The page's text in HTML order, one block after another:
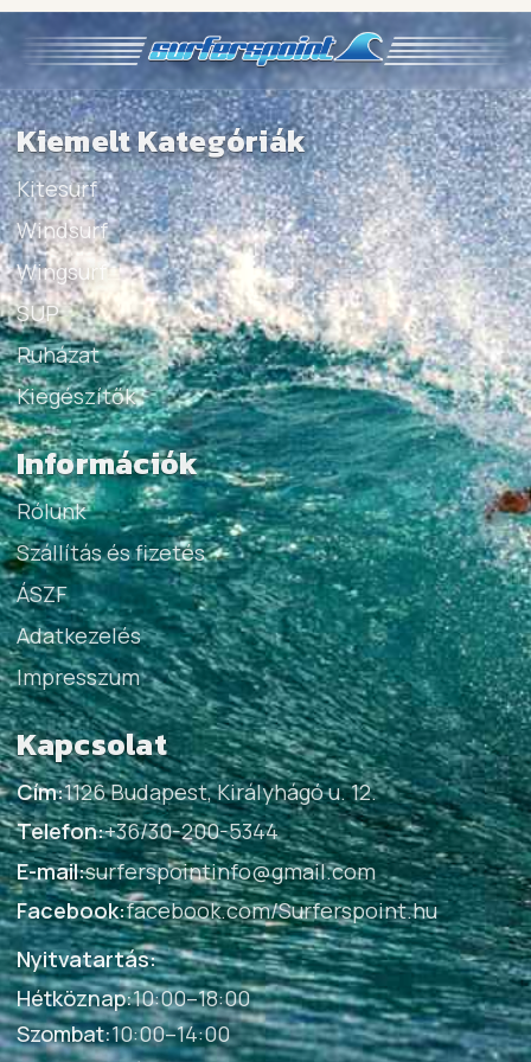
Kiemelt Kategóriák
Kitesurf
Windsurf
Wingsurf
SUP
Ruházat
Kiegészítők
Információk
Rólunk
Szállítás és fizetés
ÁSZF
Adatkezelés
Impresszum
Kapcsolat
Cím:1126 Budapest, Királyhágó u. 12.
Telefon:+36/30-200-5344
E-mail:surferspointinfo@gmail.com
Facebook:facebook.com/Surferspoint.hu
Nyitvatartás:
Hétköznap:10:00–18:00
Szombat:10:00–14:00